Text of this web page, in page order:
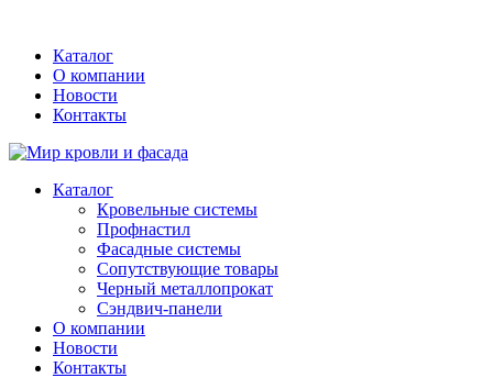
Каталог
О компании
Новости
Контакты
Каталог
Кровельные системы
Профнастил
Фасадные системы
Сопутствующие товары
Черный металлопрокат
Сэндвич-панели
О компании
Новости
Контакты